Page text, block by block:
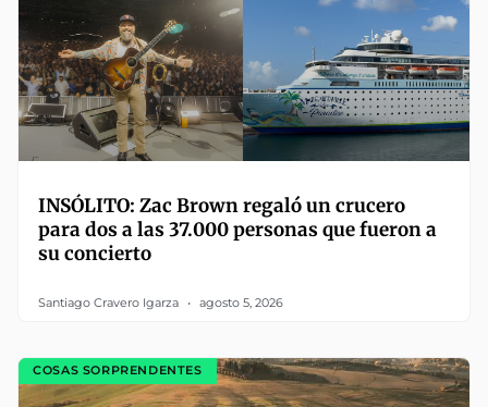
INSÓLITO: Zac Brown regaló un crucero
para dos a las 37.000 personas que fueron a
su concierto
Santiago Cravero Igarza agosto 5, 2026
COSAS SORPRENDENTES